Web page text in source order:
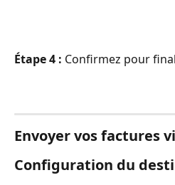
Étape 4 : Confirmez pour
Envoyer vos factures
Configuration du